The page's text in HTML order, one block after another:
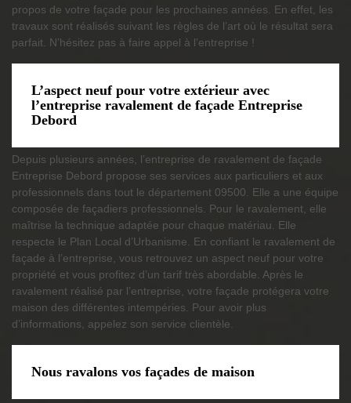
propos de votre façade pour les prochaines années. En effet, les
travaux sont réalisés suivant les règles de l’art où le résultat sera
parfait. N’hésitez pas à faire appel à l’entreprise !
L’aspect neuf pour votre extérieur avec
l’entreprise ravalement de façade Entreprise
Debord
Depuis plusieurs années, l’entreprise de ravalement de façade
Entreprise Debord propose ses services aux particuliers et aux
professionnels dans tout le département 09500. Elle a une équipe
composée de façadiers professionnels. Pour le ravalement, elle
maîtrise la technique adaptée pour chaque matériau. Elle
respecte le Plan Local d’Urbanisme. En confiant le ravalement de
façade à l’entreprise, vous retrouvez un aspect neuf pour votre
propriété et vous profitez d’un tarif très abordable. Après le
ravalement réalisé par l’entreprise, votre façade protégera votre
maison des différentes intempéries. Pour avoir plus
d’informations, appelez son service clientèle.
Nous ravalons vos façades de maison